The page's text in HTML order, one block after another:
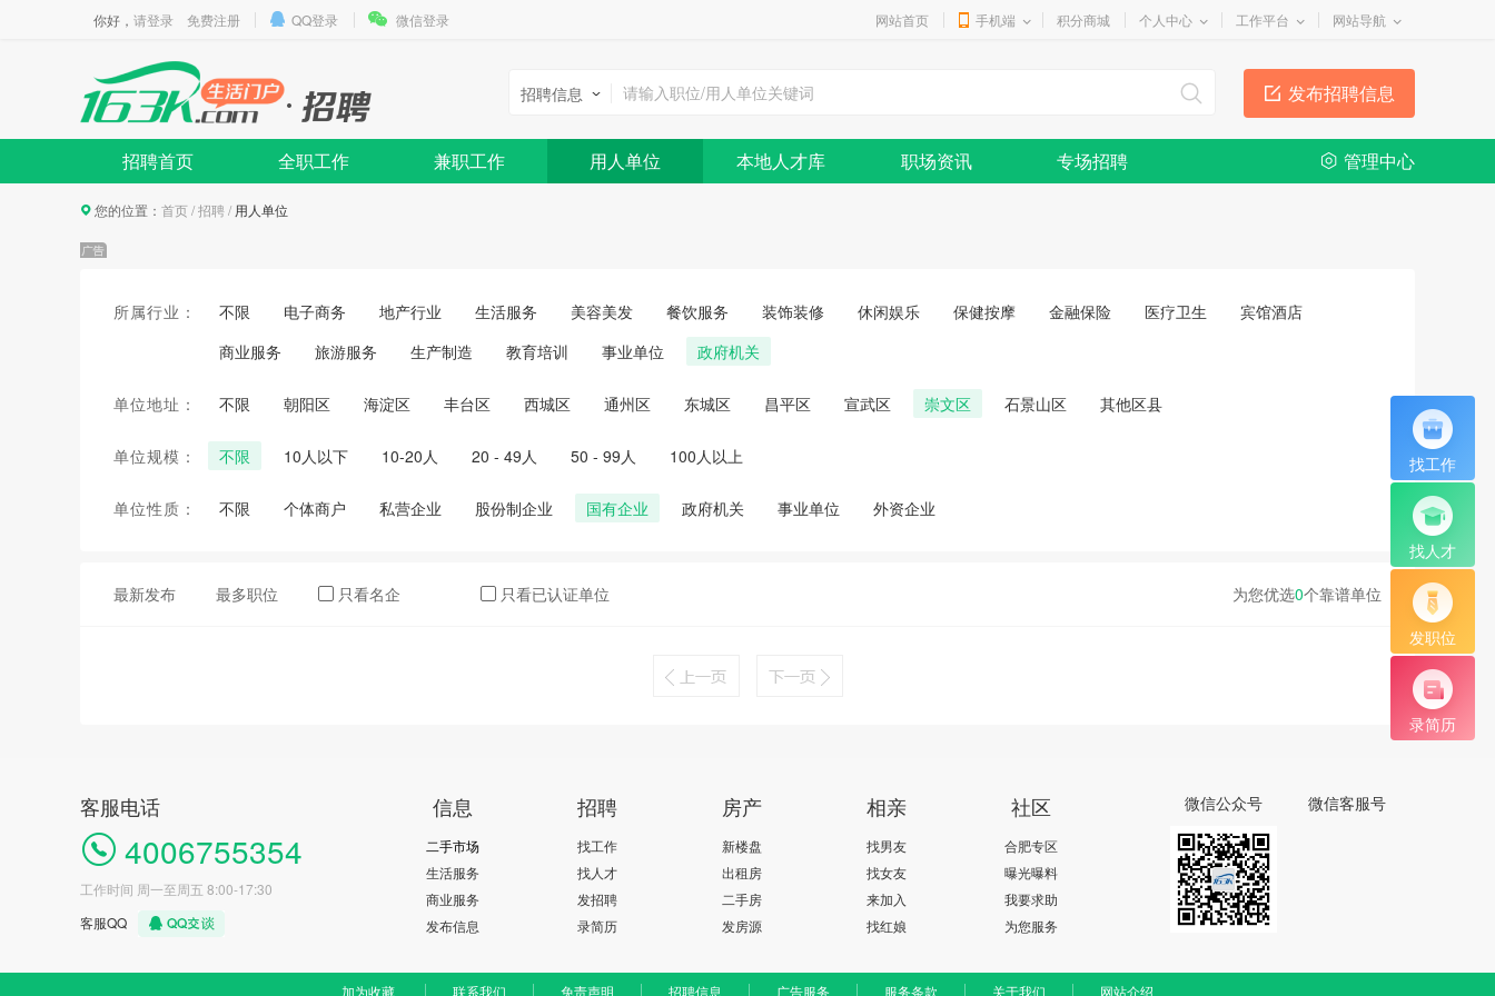
你好， 请登录 免费注册 QQ登录 微信登录 网站首页 手机端 积分商城 个人中心 工作平台 网站导航
发布招聘信息
招聘信息
招聘首页 全职工作 兼职工作 用人单位 本地人才库 职场资讯 专场招聘 管理中心
找工作
找人才
发职位
录简历
您的位置： 首页/招聘/ 用人单位
所属行业： 不限 电子商务 地产行业 生活服务 美容美发 餐饮服务 装饰装修 休闲娱乐 保健按摩 金融保险 医疗卫生
宾馆酒店
商业服务
旅游服务 生产制造 教育培训 事业单位 政府机关
单位地址： 不限 朝阳区 海淀区 丰台区 西城区 通州区 东城区 昌平区 宣武区 崇文区 石景山区 其他区县
单位规模： 不限 10人以下 10-20人 20 - 49人 50 - 99人 100人以上
单位性质： 不限 个体商户 私营企业 股份制企业 国有企业 政府机关 事业单位 外资企业
为您优选0个靠谱单位
最新发布 最多职位 只看名企 只看已认证单位
客服电话
4006755354
工作时间 周一至周五 8:00-17:30
客服QQ
信息
二手市场
生活服务
商业服务
发布信息
招聘
找工作
找人才
发招聘
录简历
房产
新楼盘
出租房
二手房
发房源
相亲
找男友
找女友
来加入
找红娘
社区
合肥专区
曝光曝料
我要求助
为您服务
微信公众号 微信客服号
加为收藏 联系我们 免责声明 招聘信息 广告服务 服务条款 关于我们 网站介绍